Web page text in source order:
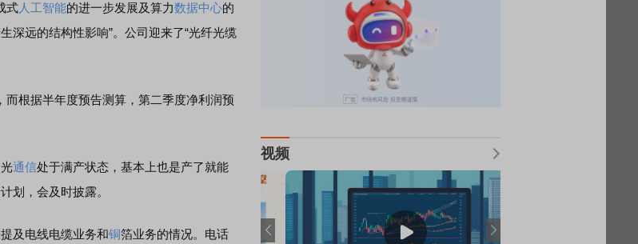
式人工智能的进一步发展及算力数据中心的
深远的结构性影响”。公司迎来了“光纤光缆
根据半年度预告测算，第二季度净利润预
通信处于满产状态，基本上也是产了就能
划，会及时披露。
及电线电缆业务和铜箔业务的情况。电话
视频